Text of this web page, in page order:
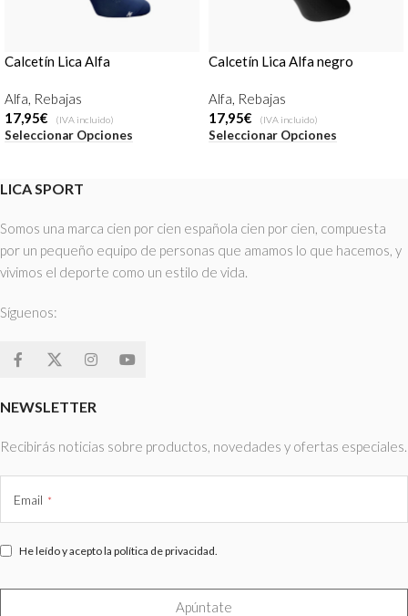
Calcetín Lica Alfa
Alfa, Rebajas
17,95€ (IVA incluido)
Seleccionar Opciones
Calcetín Lica Alfa negro
Alfa, Rebajas
17,95€ (IVA incluido)
Seleccionar Opciones
LICA SPORT
Somos una marca cien por cien española cien por cien, compuesta
por un pequeño equipo de personas que amamos lo que hacemos, y
vivimos el deporte como un estilo de vida.
Síguenos:
NEWSLETTER
Recibirás noticias sobre productos, novedades y ofertas especiales.
Email *
He leído y acepto la política de privacidad.
Apúntate